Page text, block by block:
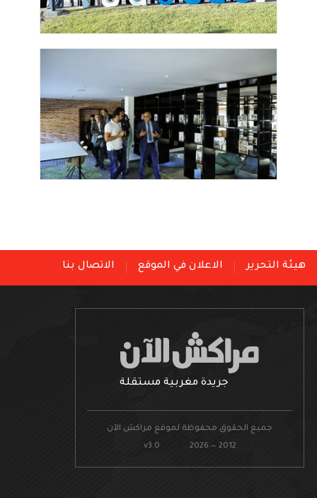
هيئة التحرير الاعلان في الموقع الاتصال بنا
جريدة مغربية مستقلة
جميع الحقوق محفوظة لموقع مراكش الآن
v3.0 2026 — 2012